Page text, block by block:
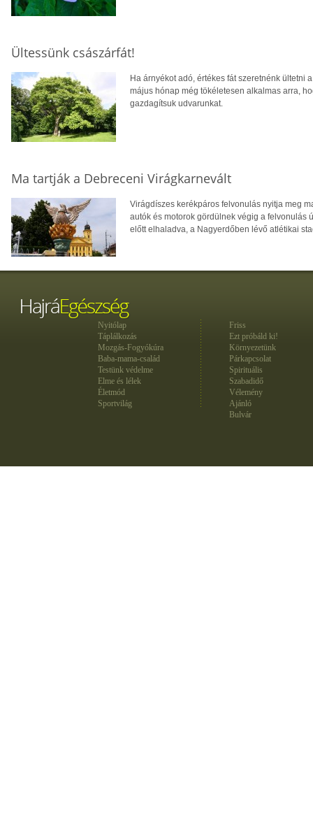
Ültessünk császárfát!
Ha árnyékot adó, értékes fát szeretnénk ültetni
május hónap még tökéletesen alkalmas arra,
gazdagítsuk udvarunkat.
Ma tartják a Debreceni Virágkarnevált
Virágdíszes kerékpáros felvonulás nyitja meg
autók és motorok gördülnek végig a felvonulás
előtt elhaladva, a Nagyerdőben lévő atlétikai
Nyitólap
Táplálkozás
Mozgás-Fogyókúra
Baba-mama-család
Testünk védelme
Elme és lélek
Életmód
Sportvilág
Friss
Ezt próbáld ki!
Környezetünk
Párkapcsolat
Spirituális
Szabadidő
Vélemény
Ajánló
Bulvár